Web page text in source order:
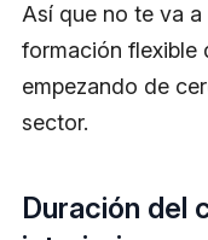
Así que no te va
formación flexible
empezando de
sector.
Duración del